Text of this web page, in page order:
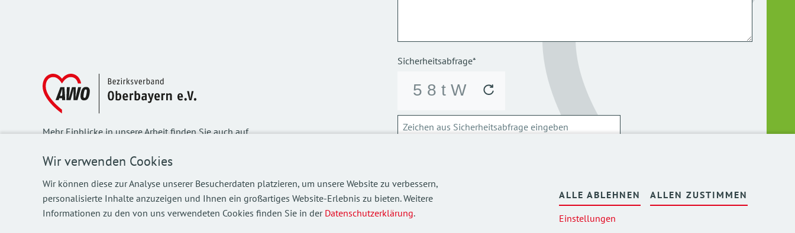
Wir verwenden Cookies
Wir können diese zur Analyse unserer Besucherdaten platzieren, um unsere Website zu verbessern,
personalisierte Inhalte anzuzeigen und Ihnen ein großartiges Website-Erlebnis zu bieten. Weitere
Informationen zu den von uns verwendeten Cookies finden Sie in der Datenschutzerklärung.
ALLE ABLEHNEN
Einstellungen
ALLEN ZUSTIMMEN
Mehr Einblicke in unsere Arbeit finden Sie auch auf
©2026AWO Bezirksverband Oberbayern e.V.
Sicherheitsabfrage*
Über die Verarbeitung meiner personenbezogenen Daten kann ich mich
informieren.